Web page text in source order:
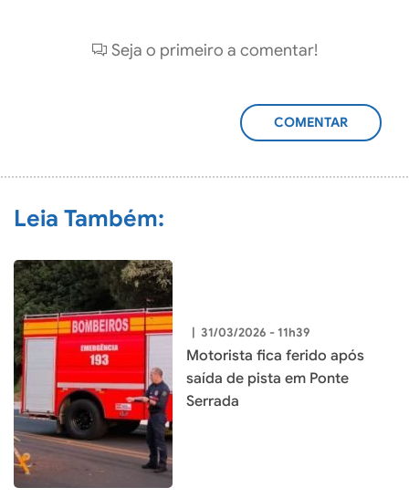
Seja o primeiro a comentar!
ADICIONAR
Leia Também:
31/03/2026 - 11h39
Motorista fica ferido após
saída de pista em Ponte
Serrada